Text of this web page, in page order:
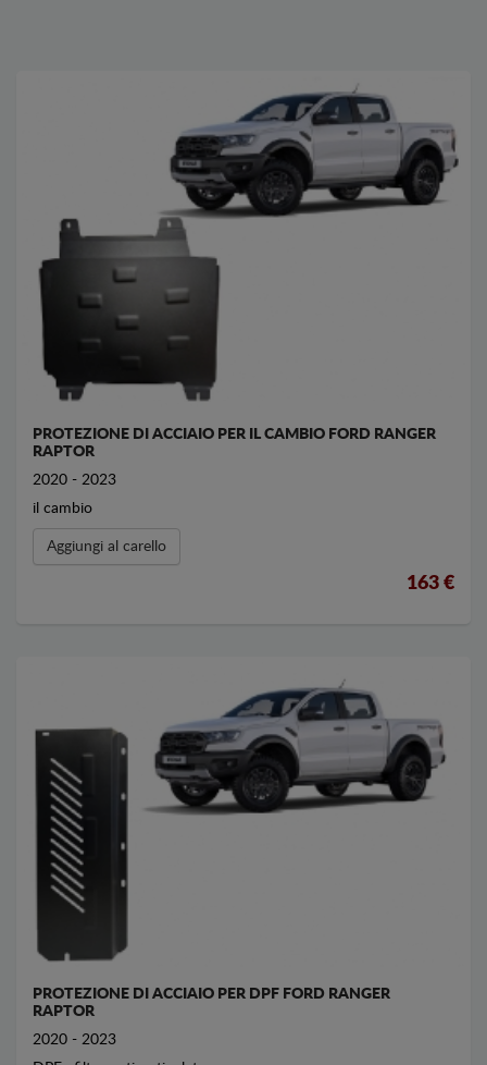
PROTEZIONE DI ACCIAIO PER IL CAMBIO FORD RANGER
RAPTOR
2020 - 2023
il cambio
Aggiungi al carello
163 €
PROTEZIONE DI ACCIAIO PER DPF FORD RANGER
RAPTOR
2020 - 2023